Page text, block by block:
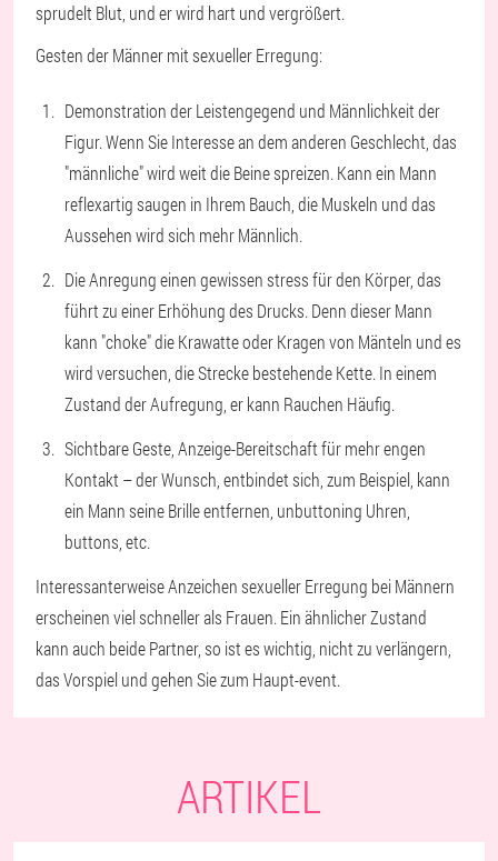
sprudelt Blut, und er wird hart und vergrößert.
Gesten der Männer mit sexueller Erregung:
Demonstration der Leistengegend und Männlichkeit der
Figur. Wenn Sie Interesse an dem anderen Geschlecht, das
"männliche" wird weit die Beine spreizen. Kann ein Mann
reflexartig saugen in Ihrem Bauch, die Muskeln und das
Aussehen wird sich mehr Männlich.
Die Anregung einen gewissen stress für den Körper, das
führt zu einer Erhöhung des Drucks. Denn dieser Mann
kann "choke" die Krawatte oder Kragen von Mänteln und es
wird versuchen, die Strecke bestehende Kette. In einem
Zustand der Aufregung, er kann Rauchen Häufig.
Sichtbare Geste, Anzeige-Bereitschaft für mehr engen
Kontakt – der Wunsch, entbindet sich, zum Beispiel, kann
ein Mann seine Brille entfernen, unbuttoning Uhren,
buttons, etc.
Interessanterweise Anzeichen sexueller Erregung bei Männern
erscheinen viel schneller als Frauen. Ein ähnlicher Zustand
kann auch beide Partner, so ist es wichtig, nicht zu verlängern,
das Vorspiel und gehen Sie zum Haupt-event.
ARTIKEL